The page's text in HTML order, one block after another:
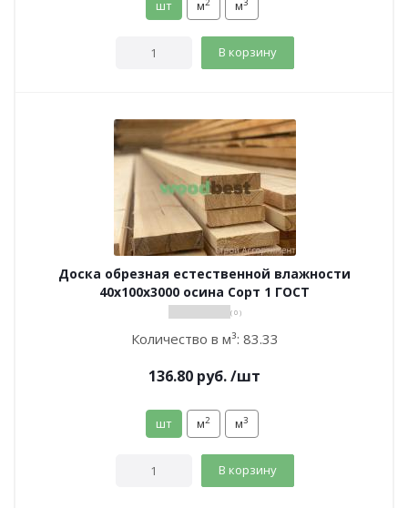
шт м2 м3
В корзину
Доска обрезная естественной влажности
40х100х3000 осина Сорт 1 ГОСТ
( 0 )
Количество в м³: 83.33
136.80 руб./шт
шт м2 м3
В корзину